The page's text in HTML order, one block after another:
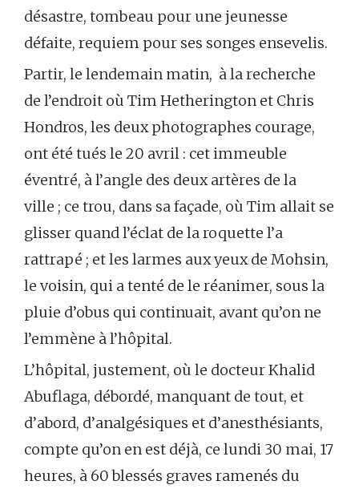
désastre, tombeau pour une jeunesse
défaite, requiem pour ses songes ensevelis.
Partir, le lendemain matin, à la recherche
de l’endroit où Tim Hetherington et Chris
Hondros, les deux photographes courage,
ont été tués le 20 avril : cet immeuble
éventré, à l’angle des deux artères de la
ville ; ce trou, dans sa façade, où Tim allait se
glisser quand l’éclat de la roquette l’a
rattrapé ; et les larmes aux yeux de Mohsin,
le voisin, qui a tenté de le réanimer, sous la
pluie d’obus qui continuait, avant qu’on ne
l’emmène à l’hôpital.
L’hôpital, justement, où le docteur Khalid
Abuflaga, débordé, manquant de tout, et
d’abord, d’analgésiques et d’anesthésiants,
compte qu’on en est déjà, ce lundi 30 mai, 17
heures, à 60 blessés graves ramenés du